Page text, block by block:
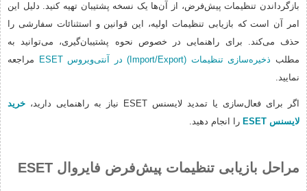
بازگرداندن تنظیمات پیش‌فرض، از آن‌ها یک نسخه پشتیبان تهیه کنید. دلیل این
امر آن است که بازیابی تنظیمات اولیه، این قوانین و استثنائات سفارشی را
حذف می‌کند. برای راهنمایی در خصوص نحوه پشتیبان‌گیری، می‌توانید به
مطلب ذخیره‌سازی تنظیمات (Import/Export) در آنتی‌ویروس ESET
مراجعه
نمایید.
اگر برای فعال‌سازی یا تمدید لایسنس ESET نیاز به راهنمایی دارید،
خرید
لایسنس ESET
را انجام دهید.
مراحل بازیابی تنظیمات پیش‌فرض فایروال ESET